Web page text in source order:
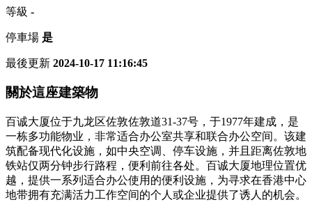
等級 -
停車場 是
最後更新 2024-10-17 11:16:45
關於這座建築物
百诚大厦位于九龙区佐敦佐敦道31-37号，于1977年建成，是
一栋多功能物业，非常适合办公室共享和联合办公空间。该建
筑配备现代化设施，如中央空调、停车设施，并且距离佐敦地
铁站仅两分钟步行路程，便利前往各处。百诚大厦地理位置优
越，提供一系列适合办公使用的便利设施，为寻求在香港中心
地带拥有充满活力工作空间的个人或企业提供了诱人的机会。